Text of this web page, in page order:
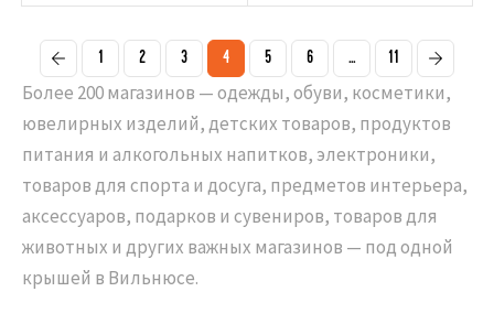
1 2 3 4 5 6 ... 11
Более 200 магазинов — одежды, обуви, косметики,
ювелирных изделий, детских товаров, продуктов
питания и алкогольных напитков, электроники,
товаров для спорта и досуга, предметов интерьера,
аксессуаров, подарков и сувениров, товаров для
животных и других важных магазинов — под одной
крышей в Вильнюсе.